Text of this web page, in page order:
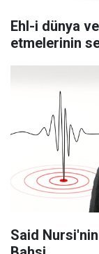
Ehl-i dünya
etmelerinin
Said